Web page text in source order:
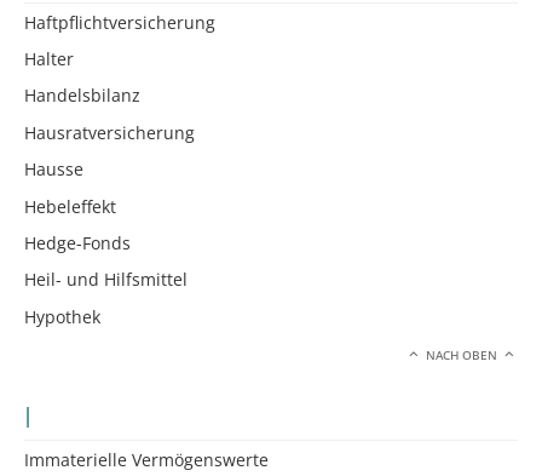
Haftpflichtversicherung
Halter
Handelsbilanz
Hausratversicherung
Hausse
Hebeleffekt
Hedge-Fonds
Heil- und Hilfsmittel
Hypothek
NACH OBEN
I
Immaterielle Vermögenswerte